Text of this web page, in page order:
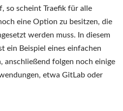
so scheint Traefik für alle
eine Option zu besitzen, die
werden muss. In diesem
ein Beispiel eines einfachen
anschließend folgen noch einige
etwa GitLab oder